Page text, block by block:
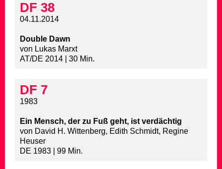
DF 38
04.11.2014
Double Dawn
von Lukas Marxt
AT/DE 2014 | 30 Min.
DF 7
1983
Ein Mensch, der zu Fuß geht, ist verdächtig
von David H. Wittenberg, Edith Schmidt, Regine
Heuser
DE 1983 | 99 Min.